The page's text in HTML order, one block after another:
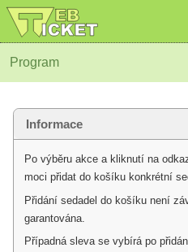
Program
Informace
Po výběru akce a kliknutí na
moci přidat do košíku konkrétní
Přidání sedadel do košíku není
garantována.
Případná sleva se vybírá po